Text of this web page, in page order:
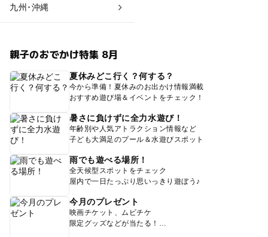
九州･沖縄
親子のおでかけ特集 8月
夏休みどこ行く？何する？
今から準備！夏休みのお出かけ情報満載
おすすめ遊び場＆イベントをチェック！
暑さに負けずに全力水遊び！
年齢別や人気アトラクション情報など
子ども大満足のプール＆水遊びスポット
雨でも遊べる場所！
全天候型スポットをチェック
屋内で一日たっぷり思いっきり遊ぼう♪
今月のプレゼント
映画チケット、ムビチケ
限定グッズなどが当たる！